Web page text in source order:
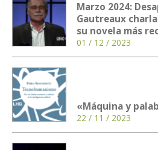
Marzo 2024:
Gautreaux
su novela más
01 / 12 / 2023
«Máquina y
22 / 11 / 2023